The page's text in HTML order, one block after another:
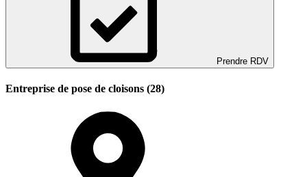
Prendre RDV
Entreprise de pose de cloisons (28)